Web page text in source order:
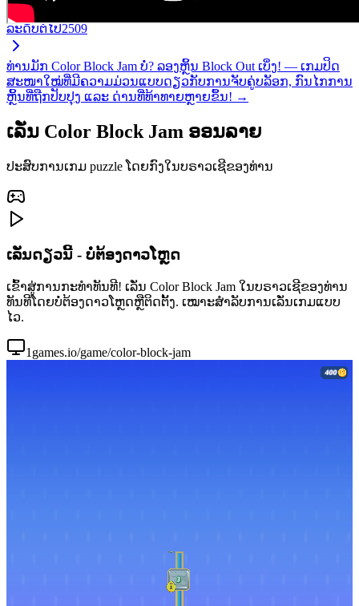
ລະດັບຕໍ່ໄປ2509
ທ່ານມັກ Color Block Jam ບໍ່? ລອງຫຼິ້ນ Block Out ເບິ່ງ! — ເກມປິດ
ສະໜາໃໝ່ທີ່ມີຄວາມມ່ວນແບບດຽວກັບການຈັບຄູ່ບລັອກ, ກົນໄກການ
ຫຼິ້ນທີ່ຖືກປັບປຸງ ແລະ ດ່ານທີ່ທ້າທາຍຫຼາຍຂຶ້ນ! →
ເລັ່ນ Color Block Jam ອອນລາຍ
ປະສົບການເກມ puzzle ໂດຍກົງໃນບຣາວເຊີຂອງທ່ານ
ເລັ່ນດຽວນີ້ - ບໍ່ຕ້ອງດາວໂຫຼດ
ເຂົ້າສູ່ການກະທຳທັນທີ! ເລັ່ນ Color Block Jam ໃນບຣາວເຊີຂອງທ່ານ
ທັນທີໂດຍບໍ່ຕ້ອງດາວໂຫຼດຫຼືຕິດຕັ້ງ. ເໝາະສຳລັບການເລັ່ນເກມແບບ
ໄວ.
1games.io/game/color-block-jam